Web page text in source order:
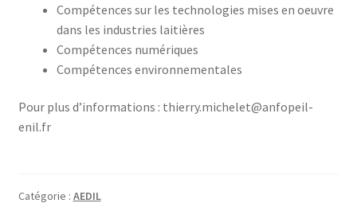
Compétences sur les technologies mises en oeuvre
dans les industries laitières
Compétences numériques
Compétences environnementales
Pour plus d’informations : thierry.michelet@anfopeil-
enil.fr
Catégorie : AEDIL